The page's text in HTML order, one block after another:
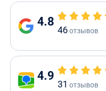
4.8
46отзывов
4.9
31 отзывов